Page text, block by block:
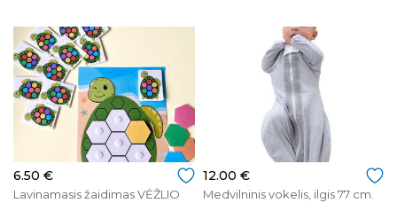
6.50 €
Lavinamasis žaidimas VĖŽLIO
12.00 €
Medvilninis vokelis, ilgis 77 cm.